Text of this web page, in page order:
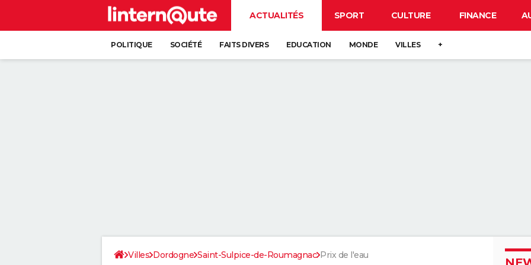
ACTUALITÉS SPORT CULTURE FINANCE
POLITIQUE SOCIÉTÉ FAITS DIVERS EDUCATION MONDE VILLES +
Villes Dordogne Saint-Sulpice-de-Roumagnac Prix de l'eau